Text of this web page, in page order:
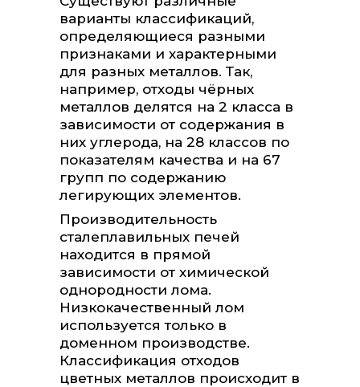
варианты классификаций,
определяющиеся разными
признаками и характерными
для разных металлов. Так,
например, отходы чёрных
металлов делятся на 2 класса в
зависимости от содержания в
них углерода, на 28 классов по
показателям качества и на 67
групп по содержанию
легирующих элементов.
Производительность
сталеплавильных печей
находится в прямой
зависимости от химической
однородности лома.
Низкокачественный лом
используется только в
доменном производстве.
Классификация отходов
цветных металлов происходит в